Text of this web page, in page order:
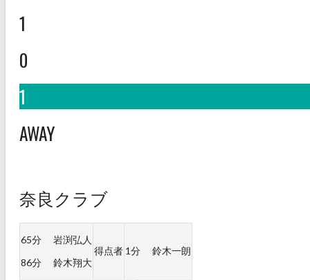
1
0
1
AWAY
奈良クラブ
65分
岩渕弘人
86分
鈴木翔大
得点者 1分 鈴木一朗